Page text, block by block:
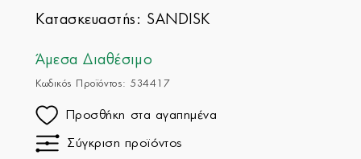
Κατασκευαστής: SANDISK
Άμεσα Διαθέσιμο
Κωδικός Προϊόντος: 534417
Προσθήκη στα αγαπημένα
Σύγκριση προϊόντος